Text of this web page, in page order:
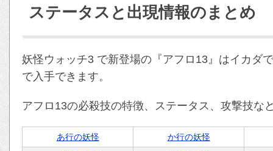
ステータスと出現情報のまとめ
妖怪ウォッチ3 で新登場の『アフロ13』はイカダ
で入手できます。
アフロ13の必殺技の特徴、ステータス、攻撃技な
あ行の妖怪 か行の妖怪